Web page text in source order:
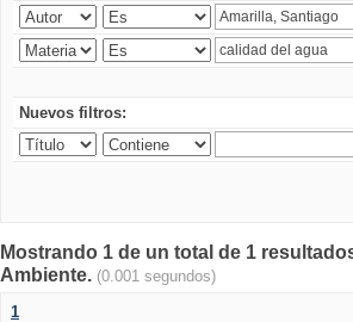
Nuevos filtros:
Mostrando 1 de un total de 1
Ambiente. (0.001 segundos)
1